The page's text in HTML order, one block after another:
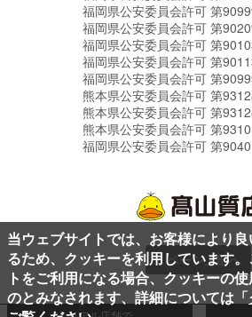
福岡県公安委員会許可 第
福岡県公安委員会許可 第
福岡県公安委員会許可 第
福岡県公安委員会許可 第
福岡県公安委員会許可 第
熊本県公安委員会許可 第
熊本県公安委員会許可 第
熊本県公安委員会許可 第
福岡県公安委員会許可 第
ページ上部へ
当ウェブサイトでは、お客様により
るため、クッキーを利用しています
トをご利用になる場合、クッキーの
のとみなされます、詳細については「